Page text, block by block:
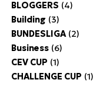
BLOGGERS (4)
Building (3)
BUNDESLIGA(2)
Business(6)
CEV CUP (1)
CHALLENGE CUP (1)